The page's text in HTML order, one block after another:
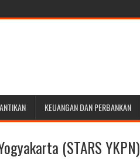
KEUANGAN DAN PERBANKAN
(STARS YKPN)